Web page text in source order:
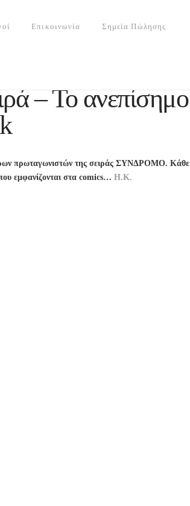
Επικοινωνία Σημεία Πώλησης
– Το ανεπίσημο
πρωταγωνιστών της σειράς ΣΥΝΔΡΟΜΟ. Κάθε
εμφανίζονται στα comics… Η.Κ.